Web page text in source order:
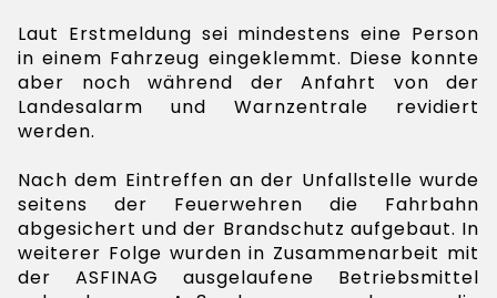
Laut Erstmeldung sei mindestens eine Person
in einem Fahrzeug eingeklemmt. Diese konnte
aber noch während der Anfahrt von der
Landesalarm und Warnzentrale revidiert
werden.
Nach dem Eintreffen an der Unfallstelle wurde
seitens der Feuerwehren die Fahrbahn
abgesichert und der Brandschutz aufgebaut. In
weiterer Folge wurden in Zusammenarbeit mit
der ASFINAG ausgelaufene Betriebsmittel